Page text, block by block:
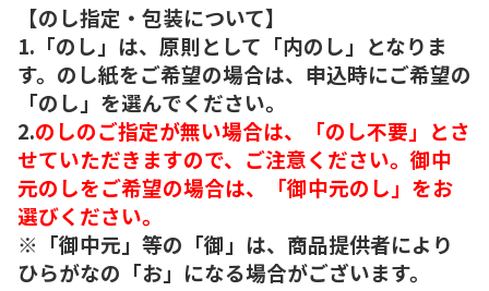
【のし指定・包装について】
1.「のし」は、原則として「内のし」となりま
す。のし紙をご希望の場合は、申込時にご希望の
「のし」を選んでください。
2.のしのご指定が無い場合は、「のし不要」とさ
せていただきますので、ご注意ください。御中
元のしをご希望の場合は、「御中元のし」をお
選びください。
※「御中元」等の「御」は、商品提供者により
ひらがなの「お」になる場合がございます。